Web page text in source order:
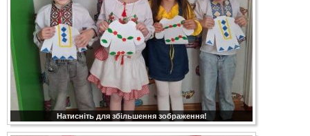
Натисніть для збільшення зображення!